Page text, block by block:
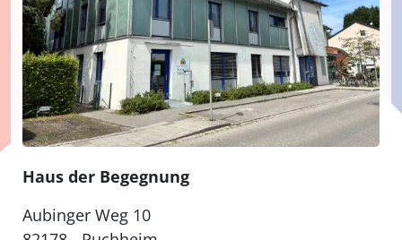
Haus der Begegnung
Aubinger Weg 10